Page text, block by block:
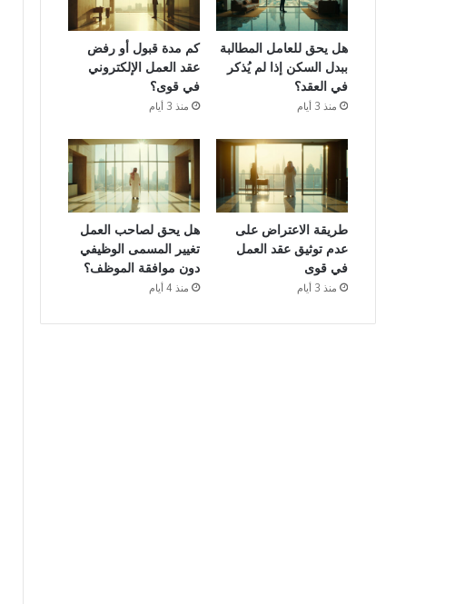
هل يحق للعامل المطالبة
ببدل السكن إذا لم يُذكر
في العقد؟
منذ 3 أيام
كم مدة قبول أو رفض
عقد العمل الإلكتروني
في قوى؟
منذ 3 أيام
طريقة الاعتراض على
عدم توثيق عقد العمل
في قوى
منذ 3 أيام
هل يحق لصاحب العمل
تغيير المسمى الوظيفي
دون موافقة الموظف؟
منذ 4 أيام